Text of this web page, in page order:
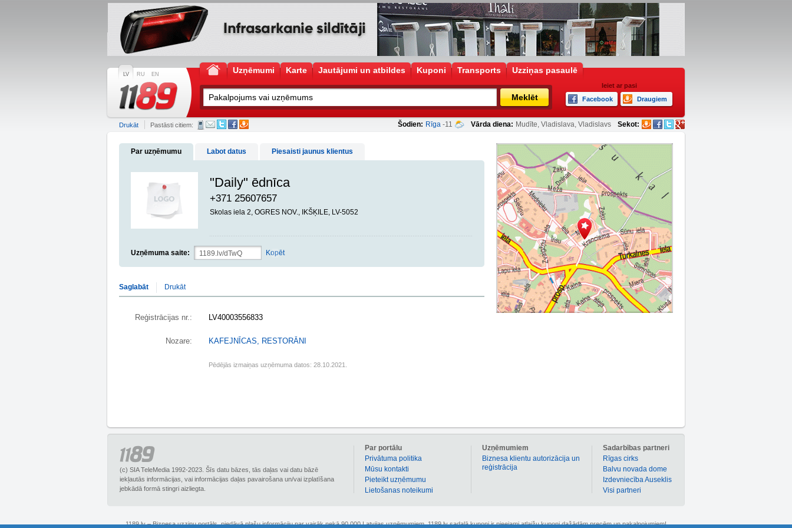
LV RU EN Uzņēmumi Karte Jautājumi un atbildes Kuponi Transports Uzziņas pasaulē
Meklēt
Ieiet ar pasi
Facebook
Draugiem
Šodien: Rīga -11 Vārda diena: Mudīte, Vladislava, Vladislavs Sekot:
Drukāt Pastāsti citiem:
Par uzņēmumu Labot datus Piesaisti jaunus klientus
"Daily" ēdnīca
+371 25607657
Skolas iela 2, OGRES NOV., IKŠĶILE, LV-5052
Uzņēmuma saite: Kopēt
Saglabāt Drukāt
Reģistrācijas nr.: LV40003556833
Nozare: KAFEJNĪCAS, RESTORĀNI
Pēdējās izmaiņas uzņēmuma datos: 28.10.2021.
(c) SIA TeleMedia 1992-2023. Šīs datu bāzes, tās daļas vai datu bāzē
iekļautās informācijas, vai informācijas daļas pavairošana un/vai izplatīšana
jebkādā formā stingri aizliegta.
Sadarbības partneri
Rīgas cirks
Balvu novada dome
Izdevniecība Auseklis
Visi partneri
Uzņēmumiem
Biznesa klientu autorizācija un
reģistrācija
Par portālu
Privātuma politika
Mūsu kontakti
Pieteikt uzņēmumu
Lietošanas noteikumi
1189.lv – Biznesa uzziņu portāls, piedāvā plašu informāciju par vairāk nekā 90 000 Latvijas uzņēmumiem. 1189.lv sadaļā kuponi ir pieejami atlaižu kuponi dažādām precēm un pakalpojumiem!